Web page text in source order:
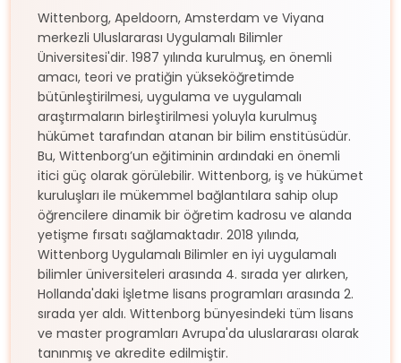
Wittenborg, Apeldoorn, Amsterdam ve Viyana
merkezli Uluslararası Uygulamalı Bilimler
Üniversitesi'dir. 1987 yılında kurulmuş, en önemli
amacı, teori ve pratiğin yükseköğretimde
bütünleştirilmesi, uygulama ve uygulamalı
araştırmaların birleştirilmesi yoluyla kurulmuş
hükümet tarafından atanan bir bilim enstitüsüdür.
Bu, Wittenborg’un eğitiminin ardındaki en önemli
itici güç olarak görülebilir. Wittenborg, iş ve hükümet
kuruluşları ile mükemmel bağlantılara sahip olup
öğrencilere dinamik bir öğretim kadrosu ve alanda
yetişme fırsatı sağlamaktadır. 2018 yılında,
Wittenborg Uygulamalı Bilimler en iyi uygulamalı
bilimler üniversiteleri arasında 4. sırada yer alırken,
Hollanda'daki İşletme lisans programları arasında 2.
sırada yer aldı. Wittenborg bünyesindeki tüm lisans
ve master programları Avrupa'da uluslararası olarak
tanınmış ve akredite edilmiştir.